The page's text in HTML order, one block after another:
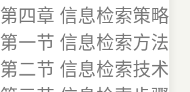
第四章 信息检索策略
第一节 信息检索方法
第二节 信息检索技术